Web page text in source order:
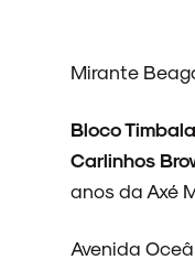
Mirante
Bloco
Carlinhos
anos da Axé
Avenida